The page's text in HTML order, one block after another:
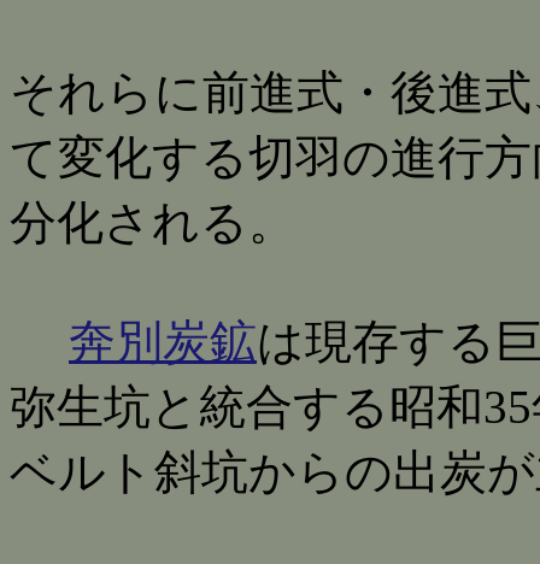
それらに前進式・後進
て変化する切羽の進行
分化される。
奔別炭鉱は現存する
弥生坑と統合する昭和
ベルト斜坑からの出炭